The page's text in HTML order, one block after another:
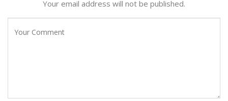
Your email address will not be published.